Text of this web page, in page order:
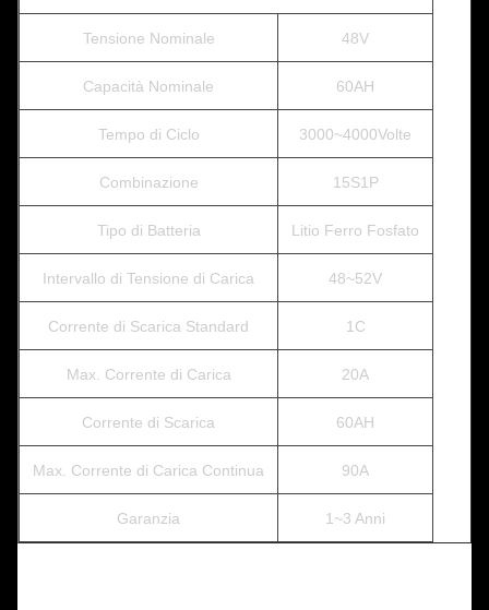
Tensione Nominale 48V
Capacità Nominale 60AH
Tempo di Ciclo 3000~4000Volte
Combinazione 15S1P
Tipo di Batteria Litio Ferro Fosfato
Intervallo di Tensione di Carica 48~52V
Corrente di Scarica Standard 1C
Max. Corrente di Carica 20A
Corrente di Scarica 60AH
Max. Corrente di Carica Continua 90A
Garanzia 1~3 Anni